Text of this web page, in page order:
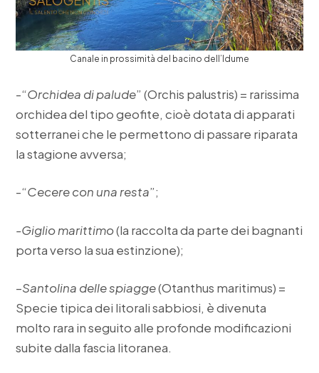
Canale in prossimità del bacino dell’Idume
-“Orchidea di palude” (Orchis palustris) = rarissima
orchidea del tipo geofite, cioè dotata di apparati
sotterranei che le permettono di passare riparata
la stagione avversa;
-“Cecere con una resta”;
-Giglio marittimo(la raccolta da parte dei bagnanti
porta verso la sua estinzione);
–Santolina delle spiagge(Otanthus maritimus) =
Specie tipica dei litorali sabbiosi, è divenuta
molto rara in seguito alle profonde modificazioni
subite dalla fascia litoranea.